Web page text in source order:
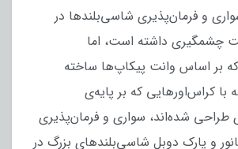
و فرمان‌پذیری شاسی‌بلندها در
چشمگیری داشته است، اما
بر اساس وانت پیکاپ‌ها ساخته
با کراس‌اورهایی که بر پایه‌ی
طراحی شده‌اند، سواری و فرمان‌پذیری
و پارک دوبل شاسی‌بلندهای بزرگ در